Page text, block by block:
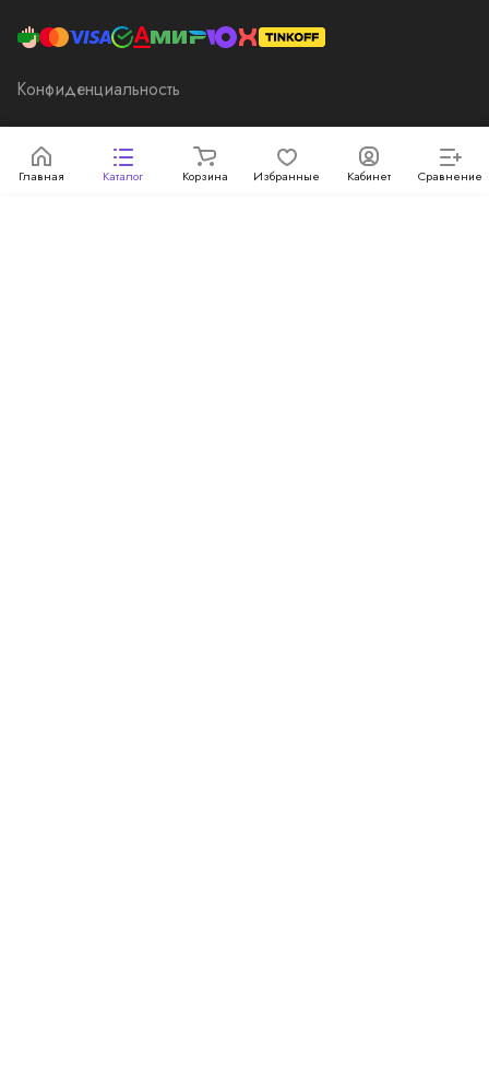
Конфиденциальность
Главная Каталог Корзина Избранные Кабинет Сравнение